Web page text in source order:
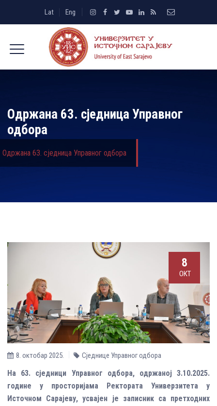
Lat Eng
Одржана 63. сједница Управног
одбора
Одржана 63. сједница Управног одбора
8
ОКТ
8. октобар 2025. Сједнице Управног одбора
На 63. сједници Управног одбора, одржаној 3.10.2025.
године у просторијама Ректората Универзитета у
Источном Сарајеву, усвајен је записник са претходних